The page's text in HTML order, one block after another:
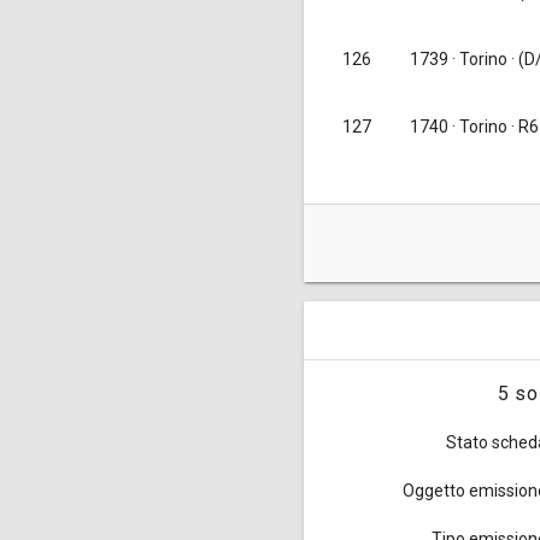
126 1739 · Torino ·
127 1740 · Torino · R6
Queste monete da 5 soldi
1734, 8.000.000 tra il 1735
totale l'emissione fu di
Simonetti
5
Stato
Oggetto